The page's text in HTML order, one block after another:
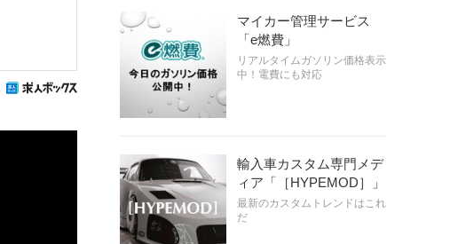
マイカー管理サービス
「e燃費」
リアルタイムガソリン価格表示
中！電費にも対応
輸入車カスタム専門メデ
ィア「［HYPEMOD］」
最新のカスタムトレンドはこれ
だ